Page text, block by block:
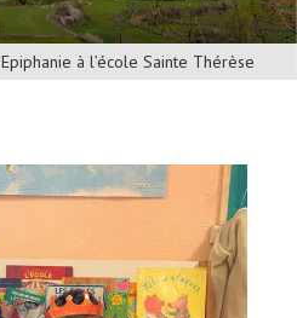
Epiphanie à l’école Sainte Thérèse